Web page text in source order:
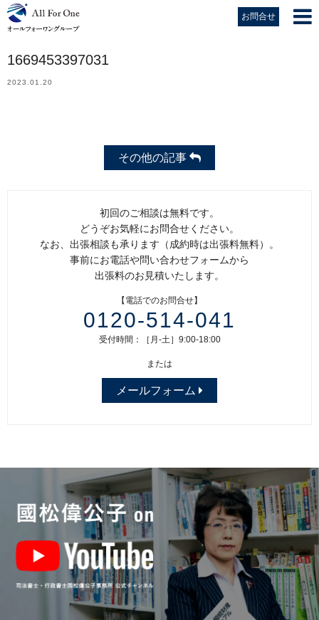
お問合せ
1669453397031
2023.01.20
その他の記事
初回のご相談は無料です。
どうぞお気軽にお問合せください。
なお、出張相談も承ります（成約時は出張料無料）。
事前にお電話や問い合わせフォームから
出張料のお見積いたします。
【電話でのお問合せ】
0120-514-041
受付時間：［月-土］9:00-18:00
または
メールフォーム